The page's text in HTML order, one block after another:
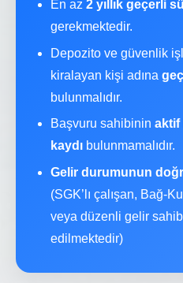
En az 2 yıllık geçerli
gerekmektedir.
Depozito ve güvenlik
kiralayan kişi adına
bulunmalıdır.
Başvuru sahibinin aktif
kaydı bulunmamalıdır.
Gelir durumunun
(SGK’lı çalışan, Bağ-
veya düzenli gelir
edilmektedir)